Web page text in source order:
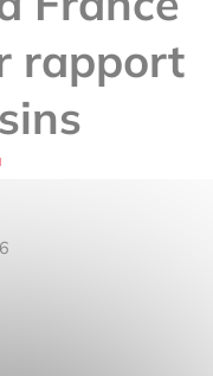
rapport